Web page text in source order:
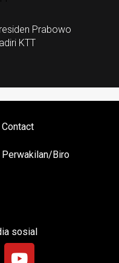
Prabowo
KTT
Contact
Perwakilan/Biro
sosial